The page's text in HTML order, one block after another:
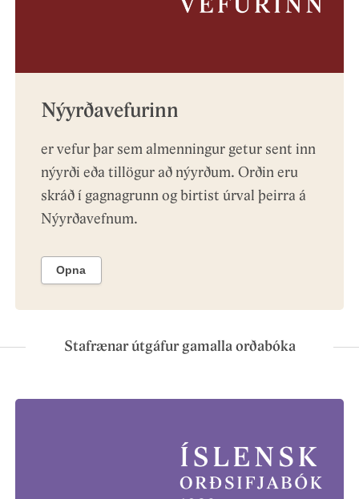
Nýyrðavefurinn
er vefur þar sem almenningur getur sent inn
nýyrði eða tillögur að nýyrðum. Orðin eru
skráð í gagnagrunn og birtist úrval þeirra á
Nýyrðavefnum.
Opna
Stafrænar útgáfur gamalla orðabóka